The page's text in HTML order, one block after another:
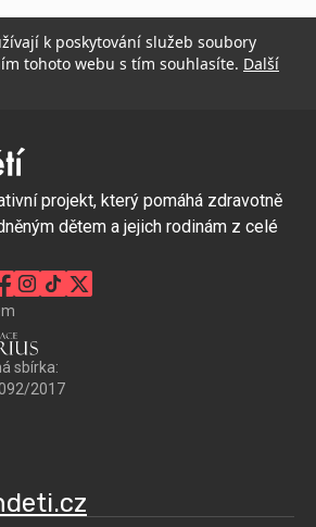
k poskytování služeb soubory
tohoto webu s tím souhlasíte. Další
projekt, který pomáhá zdravotně
dětem a jejich rodinám z celé
sbírka:
2017